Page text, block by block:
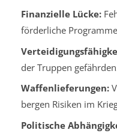
Finanzielle Lücke:
förderliche
der Truppen
Waffenlieferungen:
bergen Risiken im
Politische